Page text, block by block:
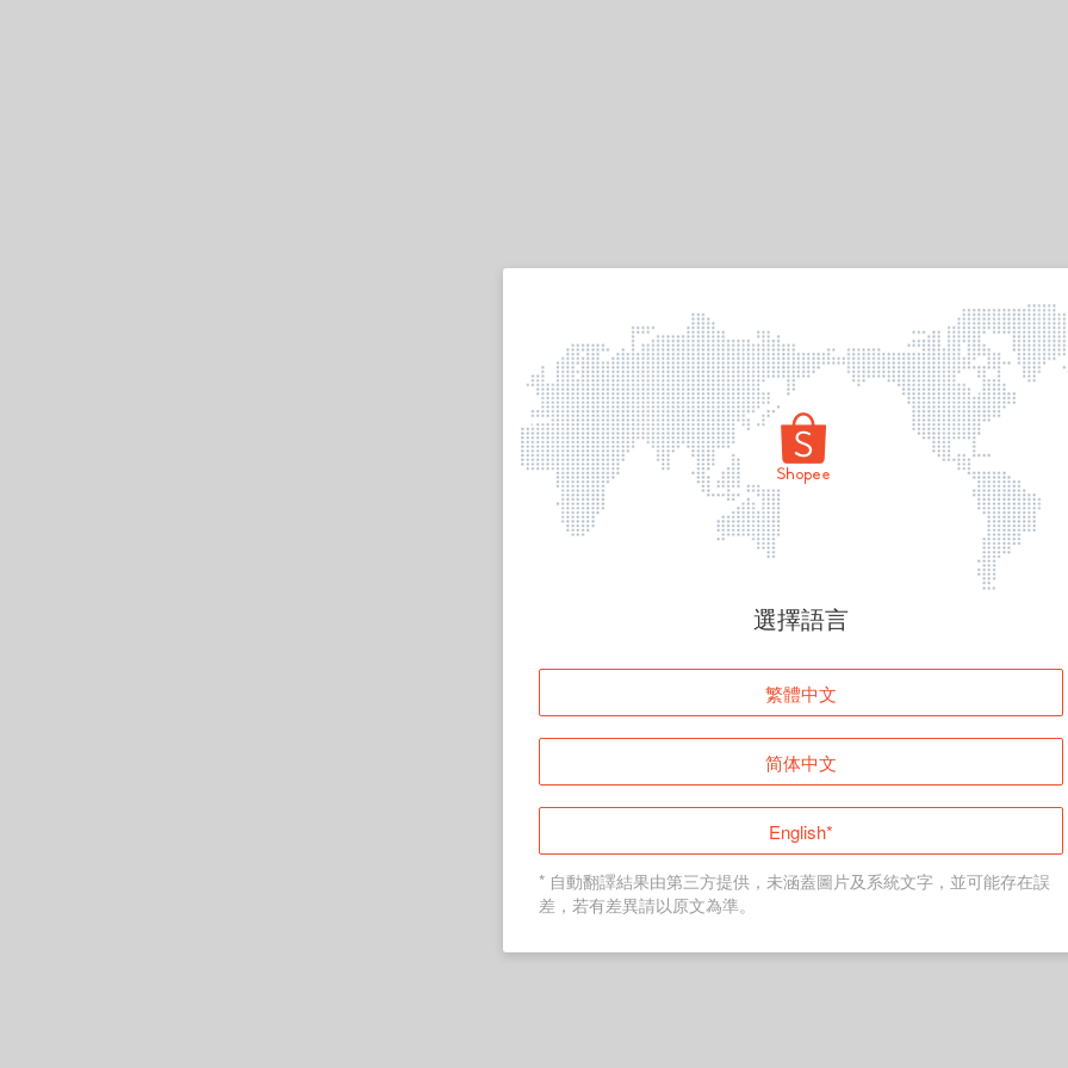
頁面無法顯示
登入
返回首頁
選擇語言
繁體中文
简体中文
English*
* 自動翻譯結果由第三方提供，未涵蓋圖片及系統文字，並可能存在誤
差，若有差異請以原文為準。